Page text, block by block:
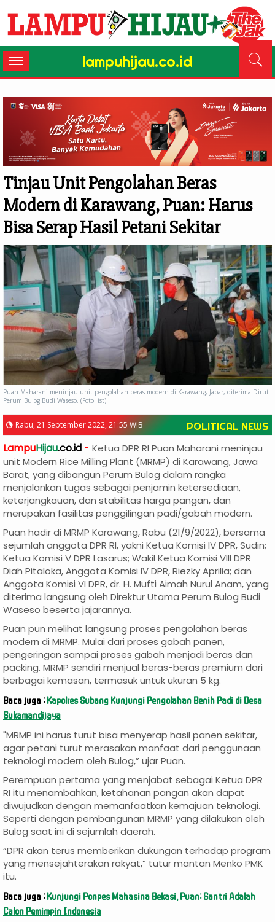
lampuhijau.co.id
Toggle
navigation
Tinjau Unit Pengolahan Beras
Modern di Karawang, Puan: Harus
Bisa Serap Hasil Petani Sekitar
Puan Maharani meninjau unit pengolahan beras modern di Karawang, Jabar, diterima Dirut
Perum Bulog Budi Waseso. (Foto: ist)
Rabu, 21 September 2022, 21:55 WIB POLITICAL NEWS
LampuHijau.co.id - Ketua DPR RI Puan Maharani meninjau
unit Modern Rice Milling Plant (MRMP) di Karawang, Jawa
Barat, yang dibangun Perum Bulog dalam rangka
menjalankan tugas sebagai penjamin ketersediaan,
keterjangkauan, dan stabilitas harga pangan, dan
merupakan fasilitas penggilingan padi/gabah modern.
Puan hadir di MRMP Karawang, Rabu (21/9/2022), bersama
sejumlah anggota DPR RI, yakni Ketua Komisi IV DPR, Sudin;
Ketua Komisi V DPR Lasarus; Wakil Ketua Komisi VIII DPR
Diah Pitaloka, Anggota Komisi IV DPR, Riezky Aprilia; dan
Anggota Komisi VI DPR, dr. H. Mufti Aimah Nurul Anam, yang
diterima langsung oleh Direktur Utama Perum Bulog Budi
Waseso beserta jajarannya.
Puan pun melihat langsung proses pengolahan beras
modern di MRMP. Mulai dari proses gabah panen,
pengeringan sampai proses gabah menjadi beras dan
packing. MRMP sendiri menjual beras-beras premium dari
berbagai kemasan, termasuk untuk ukuran 5 kg.
Baca juga :Kapolres Subang Kunjungi Pengolahan Benih Padi di Desa
Sukamandijaya
"MRMP ini harus turut bisa menyerap hasil panen sekitar,
agar petani turut merasakan manfaat dari penggunaan
teknologi modern oleh Bulog,” ujar Puan.
Perempuan pertama yang menjabat sebagai Ketua DPR
RI itu menambahkan, ketahanan pangan akan dapat
diwujudkan dengan memanfaatkan kemajuan teknologi.
Seperti dengan pembangunan MRMP yang dilakukan oleh
Bulog saat ini di sejumlah daerah.
“DPR akan terus memberikan dukungan terhadap program
yang mensejahterakan rakyat,” tutur mantan Menko PMK
itu.
Baca juga :Kunjungi Ponpes Mahasina Bekasi, Puan: Santri Adalah
Calon Pemimpin Indonesia